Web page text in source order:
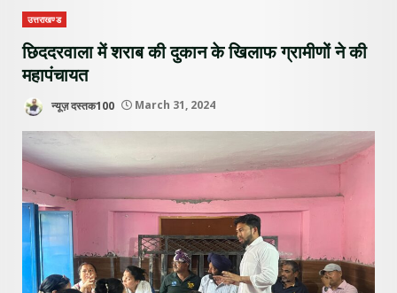
उत्तराखण्ड
छिददरवाला में शराब की दुकान के खिलाफ ग्रामीणों ने की
महापंचायत
न्यूज़ दस्तक100 March 31, 2024